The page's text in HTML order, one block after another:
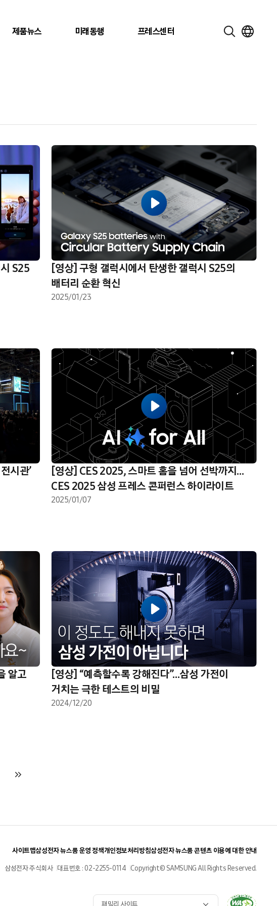
제품뉴스 미래동행 프레스센터
S25
[영상] 구형 갤럭시에서 탄생한 갤럭시 S25의
배터리 순환 혁신
2025/01/23
시관’
[영상] CES 2025, 스마트 홈을 넘어 선박까지…
CES 2025 삼성 프레스 콘퍼런스 하이라이트
2025/01/07
알고
[영상] “예측할수록 강해진다”…삼성 가전이
거치는 극한 테스트의 비밀
2024/12/20
사이트맵삼성전자 뉴스룸 운영 정책개인정보처리방침삼성전자 뉴스룸 콘텐츠 이용에 대한 안내
삼성전자 주식회사 대표번호 : 02-2255-0114 Copyright© SAMSUNG All Rights Reserved.